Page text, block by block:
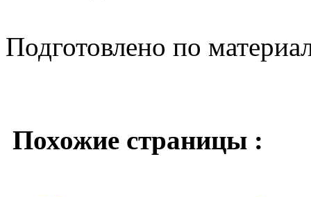
Подготовлено по
Похожие страницы :